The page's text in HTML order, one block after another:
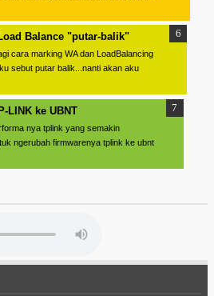
Balance "putar-balik"
cara marking WA dan LoadBalancing
sebut putar balik...nanti akan aku
LINK ke UBNT
nya tplink yang semakin
ngerubah firmwarenya tplink ke ubnt